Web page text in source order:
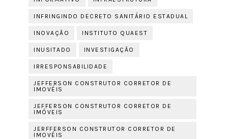
INFRINGINDO DECRETO SANITÁRIO ESTADUAL
INOVAÇÃO INSTITUTO QUAEST
INUSITADO INVESTIGAÇÃO
IRRESPONSABILIDADE
JEFFERSON CONSTRUTOR CORRETOR DE
IMOVÉIS
JEFFERSON CONSTRUTOR CORRETOR DE
IMÓVEIS
JERFFERSON CONSTRUTOR CORRETOR DE
IMOVÉIS